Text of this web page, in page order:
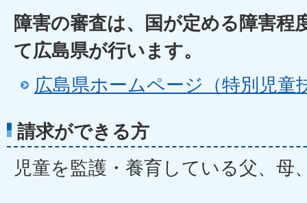
障害の審査は、国が定める障害程
て広島県が行います。
広島県ホームページ（特別児童
請求ができる方
児童を監護・養育している父、母